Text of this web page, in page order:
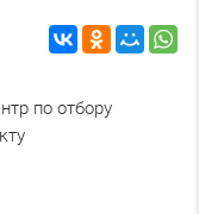
по отбору